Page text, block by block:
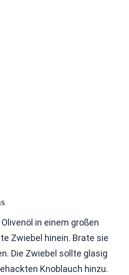
in einem großen
Zwiebel hinein. Brate sie
Die Zwiebel sollte glasig
Knoblauch hinzu.